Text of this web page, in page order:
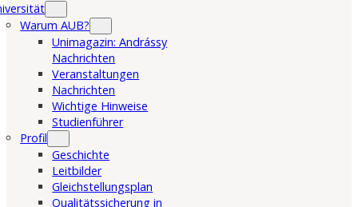
Warum AUB?
Unimagazin: Andrássy
Nachrichten
Veranstaltungen
Nachrichten
Wichtige Hinweise
Studienführer
Profil
Geschichte
Leitbilder
Gleichstellungsplan
Qualitätssicherung in